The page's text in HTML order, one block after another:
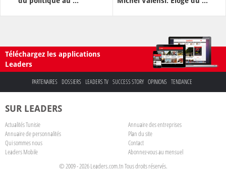
Téléchargez les applications
Leaders
PARTENAIRES DOSSIERS LEADERS TV SUCCESS STORY OPINIONS TENDANCE
SUR LEADERS
Actualités Tunisie
Annuaire des entreprises
Annuaire de personnalités
Plan du site
Qui sommes nous
Contact
Leaders Mobile
Abonnez-vous au mensuel
© 2009 - 2026 Leaders.com.tn Tous droits réservés.